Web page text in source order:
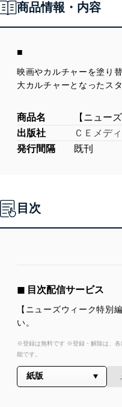
商品情報・内容
■
映画やカルチャーを塗り
大カルチャーとなったス
商品名
【ニュー
出版社
ＣＥメデ
発行間隔
既刊
目次
◼︎ 目次配信サービス
【ニューズウィーク特別
い。
※登録は無料です ※登録・解除は、各
能です。